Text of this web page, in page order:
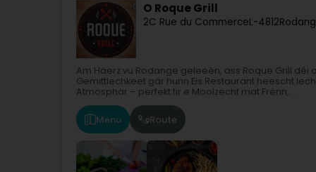
O Roque Grill
2C Rue du CommerceL-4812
Am Häerz vu Rodange geleeën, ass Roque Grill
Gemittlechkeet gär hunn.Eis Restaurant heescht
Atmosphär – perfekt fir e Moolzecht mat Frënn,...
Menu Route